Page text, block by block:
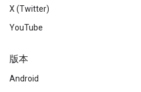
X (Twitter)
YouTube
版本
Android